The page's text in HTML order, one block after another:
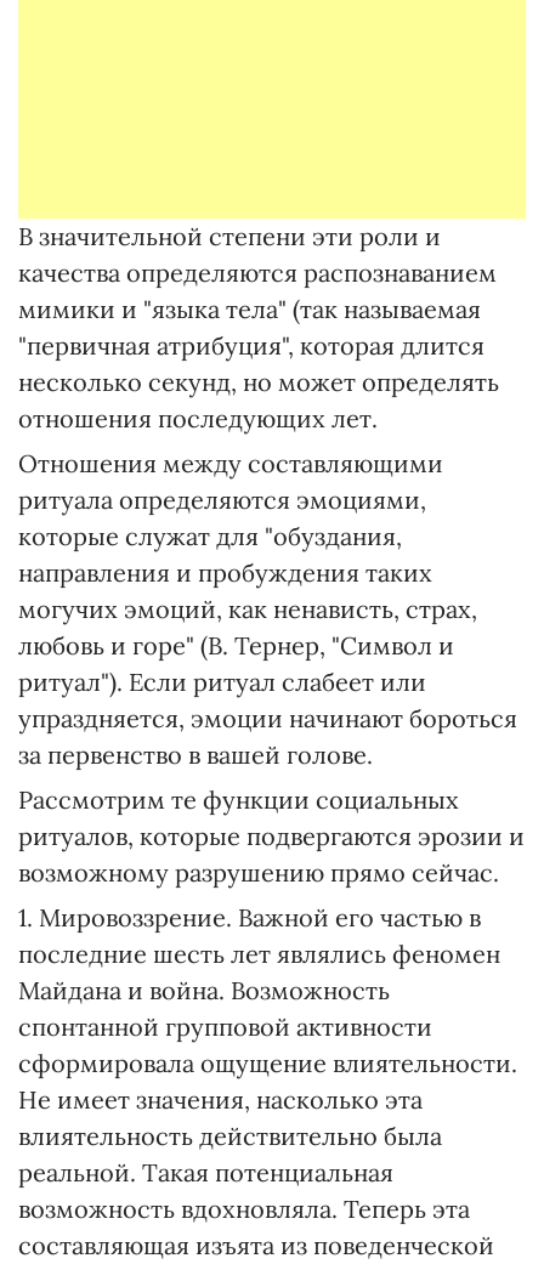
В значительной степени эти роли и
качества определяются распознаванием
мимики и "языка тела" (так называемая
"первичная атрибуция", которая длится
несколько секунд, но может определять
отношения последующих лет.
Отношения между составляющими
ритуала определяются эмоциями,
которые служат для "обуздания,
направления и пробуждения таких
могучих эмоций, как ненависть, страх,
любовь и горе" (В. Тернер, "Символ и
ритуал"). Если ритуал слабеет или
упраздняется, эмоции начинают бороться
за первенство в вашей голове.
Рассмотрим те функции социальных
ритуалов, которые подвергаются эрозии и
возможному разрушению прямо сейчас.
1. Мировоззрение. Важной его частью в
последние шесть лет являлись феномен
Майдана и война. Возможность
спонтанной групповой активности
сформировала ощущение влиятельности.
Не имеет значения, насколько эта
влиятельность действительно была
реальной. Такая потенциальная
возможность вдохновляла. Теперь эта
составляющая изъята из поведенческой